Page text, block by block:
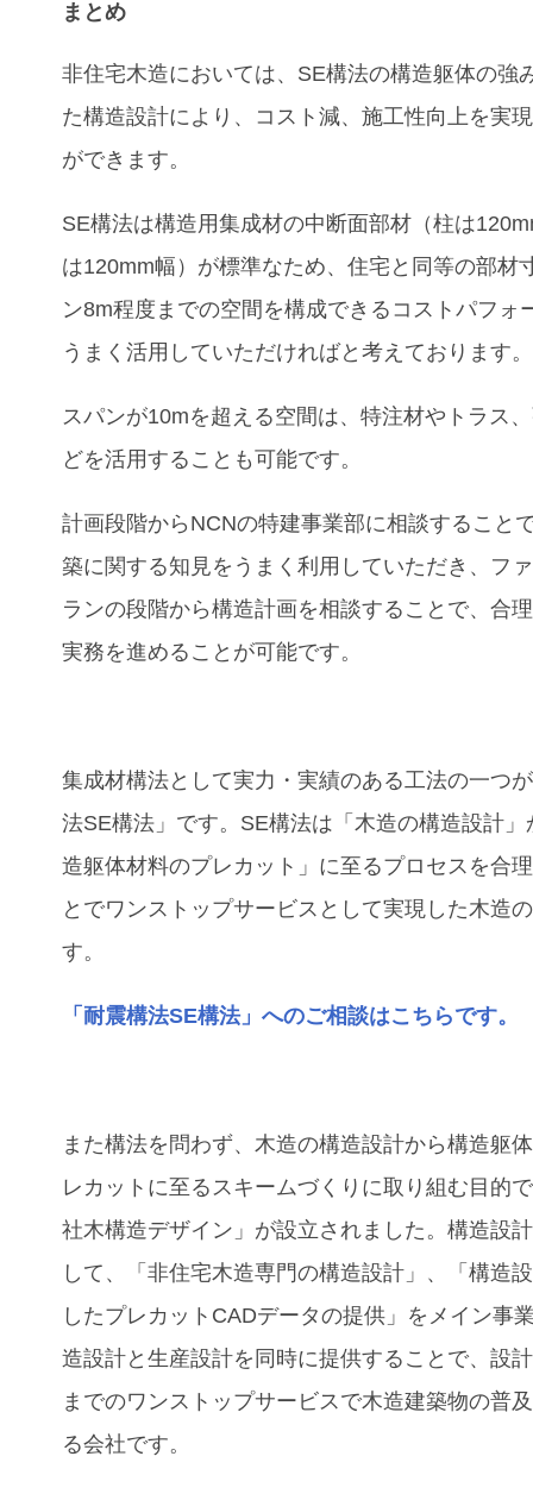
まとめ
非住宅木造においては、SE構法の構造躯体の強
た構造設計により、コスト減、施工性向上を実
ができます。
SE構法は構造用集成材の中断面部材（柱は
は120mm幅）が標準なため、住宅と同等の部材
ン8m程度までの空間を構成できるコストパフォ
うまく活用していただければと考えております。
スパンが10mを超える空間は、特注材やトラス
どを活用することも可能です。
計画段階からNCNの特建事業部に相談すること
築に関する知見をうまく利用していただき、フ
ランの段階から構造計画を相談することで、合
実務を進めることが可能です。
集成材構法として実力・実績のある工法の一つ
法SE構法」です。SE構法は「木造の構造設計」
造躯体材料のプレカット」に至るプロセスを合
とでワンストップサービスとして実現した木造
す。
「耐震構法SE構法」へのご相談はこちらです。
また構法を問わず、木造の構造設計から構造躯
レカットに至るスキームづくりに取り組む目的
社木構造デザイン」が設立されました。構造設
して、「⾮住宅⽊造専⾨の構造設計」、「構造
したプレカットCADデータの提供」をメイン事
造設計と⽣産設計を同時に提供することで、設
までのワンストップサービスで木造建築物の普
る会社です。